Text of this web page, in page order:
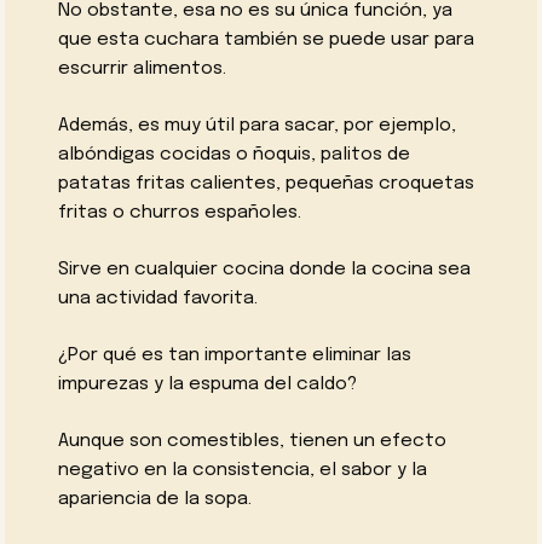
No obstante, esa no es su única función, ya
que esta cuchara también se puede usar para
escurrir alimentos.
Además, es muy útil para sacar, por ejemplo,
albóndigas cocidas o ñoquis, palitos de
patatas fritas calientes, pequeñas croquetas
fritas o churros españoles.
Sirve en cualquier cocina donde la cocina sea
una actividad favorita.
¿Por qué es tan importante eliminar las
impurezas y la espuma del caldo?
Aunque son comestibles, tienen un efecto
negativo en la consistencia, el sabor y la
apariencia de la sopa.